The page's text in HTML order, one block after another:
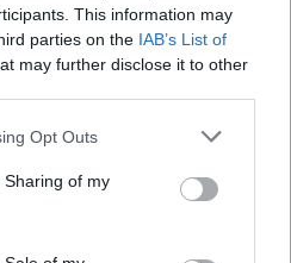
This information may
parties on the IAB’s List of
may further disclose it to other
app uses one or more Google
behaviour. You may click to
and its third-party tags to
purposes in below Google
Opt Outs
of my